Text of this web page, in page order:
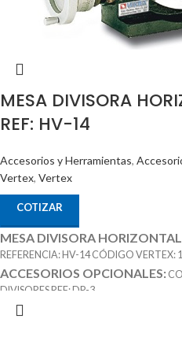
MESA DIVISORA
REF: HV-14
Accesorios y Herramientas,
Vertex, Vertex
COTIZAR
MESA DIVISORA
REFERENCIA: HV-14 CÓDIGO VERTEX:
ACCESORIOS OPCIONALES:
DIVISORES REF: DP-3